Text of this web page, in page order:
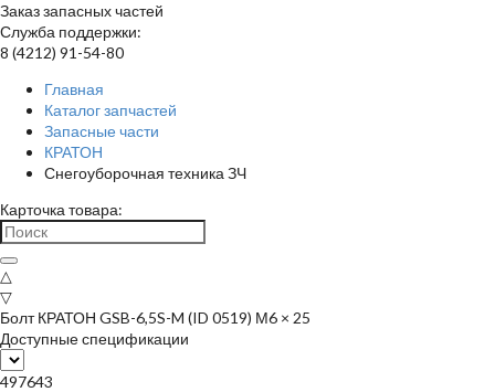
Заказ запасных частей
Служба поддержки:
8 (4212) 91-54-80
Главная
Каталог запчастей
Запасные части
КРАТОН
Снегоуборочная техника ЗЧ
Карточка товара:
△
▽
Болт КРАТОН GSB-6,5S-M (ID 0519) М6 × 25
Доступные спецификации
497643